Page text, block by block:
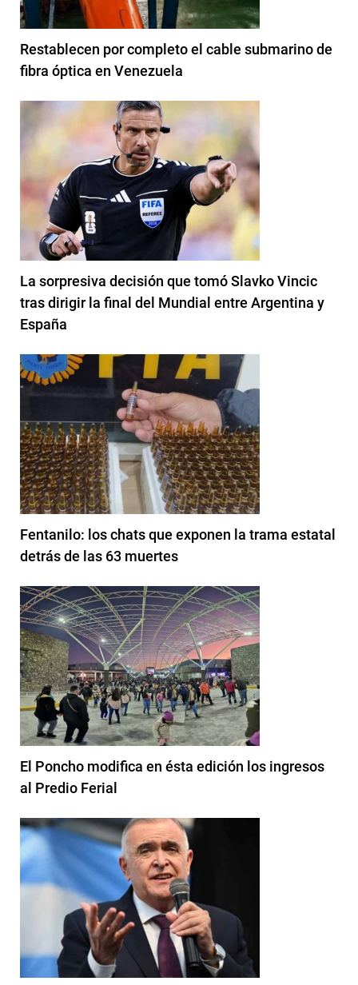
Restablecen por completo el cable submarino de
fibra óptica en Venezuela
La sorpresiva decisión que tomó Slavko Vincic
tras dirigir la final del Mundial entre Argentina y
España
Fentanilo: los chats que exponen la trama estatal
detrás de las 63 muertes
El Poncho modifica en ésta edición los ingresos
al Predio Ferial